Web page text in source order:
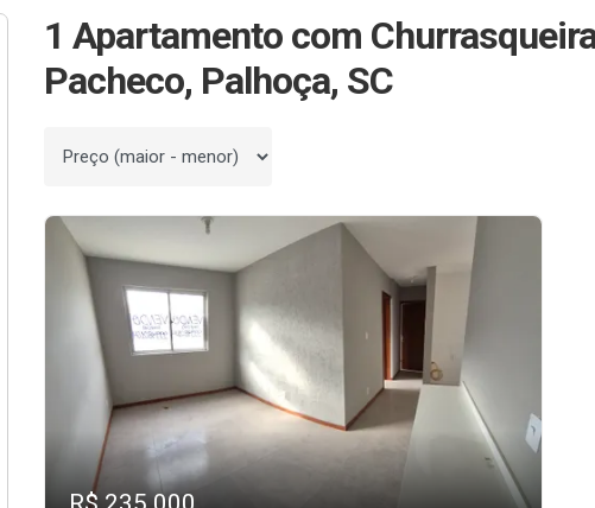
1 Apartamento com
Pacheco, Palhoça, SC
Ordenar por